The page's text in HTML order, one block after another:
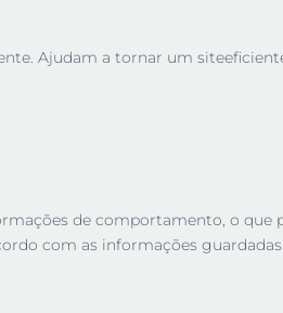
Ajudam a tornar um
de comportamento, o
com as informações guardadas.